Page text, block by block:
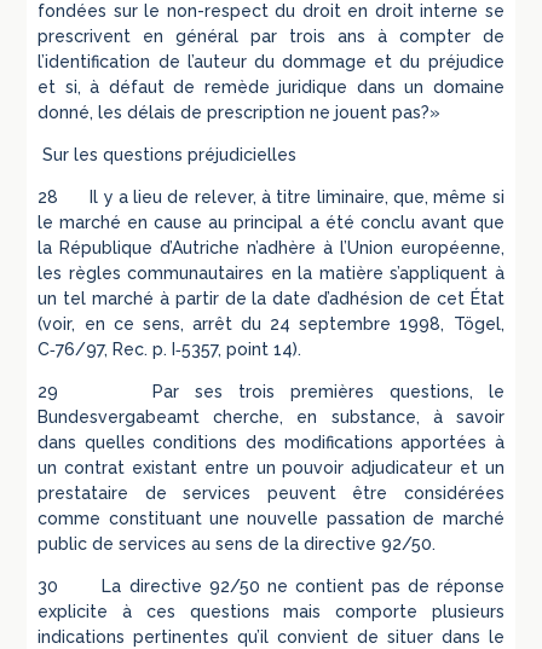
fondées sur le non-respect du droit en droit interne se
prescrivent en général par trois ans à compter de
l’identification de l’auteur du dommage et du préjudice
et si, à défaut de remède juridique dans un domaine
donné, les délais de prescription ne jouent pas?»
Sur les questions préjudicielles
28 Il y a lieu de relever, à titre liminaire, que, même si
le marché en cause au principal a été conclu avant que
la République d’Autriche n’adhère à l’Union européenne,
les règles communautaires en la matière s’appliquent à
un tel marché à partir de la date d’adhésion de cet État
(voir, en ce sens, arrêt du 24 septembre 1998, Tögel,
C‑76/97, Rec. p. I‑5357, point 14).
29 Par ses trois premières questions, le
Bundesvergabeamt cherche, en substance, à savoir
dans quelles conditions des modifications apportées à
un contrat existant entre un pouvoir adjudicateur et un
prestataire de services peuvent être considérées
comme constituant une nouvelle passation de marché
public de services au sens de la directive 92/50.
30 La directive 92/50 ne contient pas de réponse
explicite à ces questions mais comporte plusieurs
indications pertinentes qu’il convient de situer dans le